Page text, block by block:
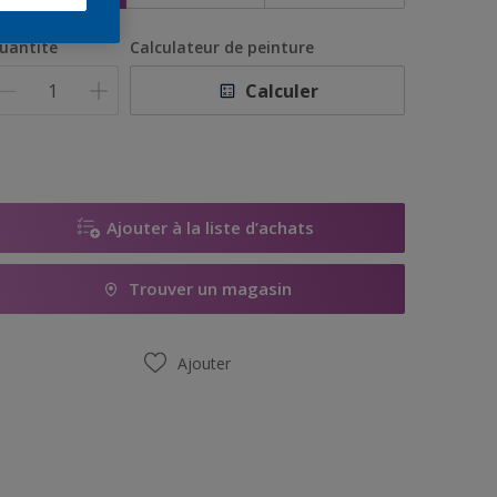
Calculateur de peinture
Calculer
Ajouter à la liste d’achats
Trouver un magasin
Ajouter